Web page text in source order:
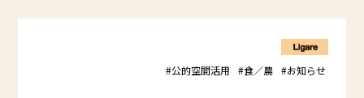
#公的空間活用 #食／農 #お知らせ